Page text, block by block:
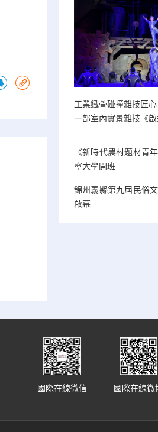
工業鐵骨碰撞雜技匠
一部室內實景雜技《
《新時代農村題材青
寧大學開班
錦州義縣第九屆民俗
啟幕
國際在線微
國際在線微信